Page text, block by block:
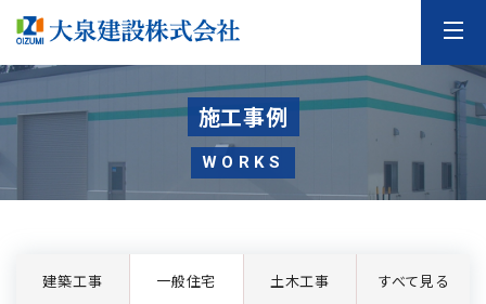
施工事例
WORKS
建築工事 一般住宅 土木工事 すべて見る